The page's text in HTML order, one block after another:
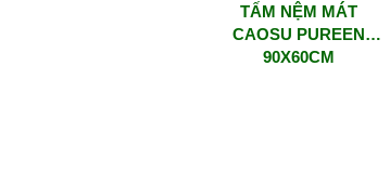
TẤM NỆM MÁT
CAOSU PUREEN
90X60CM